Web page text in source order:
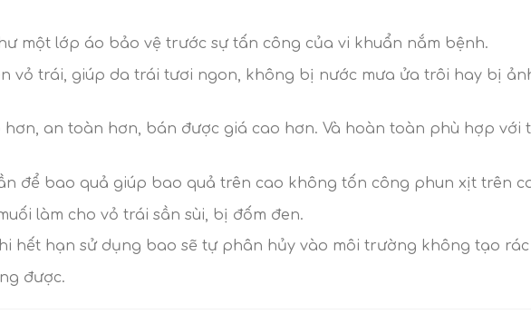
một lớp áo bảo vệ trước sự tấn công của vi khuẩn nắm bệnh.
vỏ trái, giúp da trái tươi ngon, không bị nước mưa ửa trôi hay bị
an toàn hơn, bán được giá cao hơn. Và hoàn toàn phù hợp với
để bao quả giúp bao quả trên cao không tốn công phun xịt trên
làm cho vỏ trái sần sùi, bị đốm đen.
hết hạn sử dụng bao sẽ tự phân hủy vào môi trường không tạo
được.